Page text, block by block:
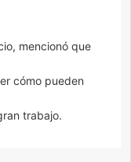
mencionó que
cómo pueden
trabajo.